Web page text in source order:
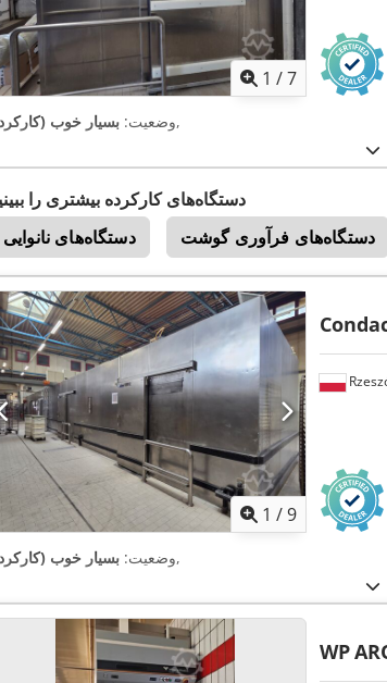
1 /7
وضعیت: بسیار خوب ,
دستگاه‌های کارکرده بیشتری را
دستگاه‌های نانوایی
دستگاه‌های فرآوری گوشت
1 /9
وضعیت: بسیار خوب ,
WP